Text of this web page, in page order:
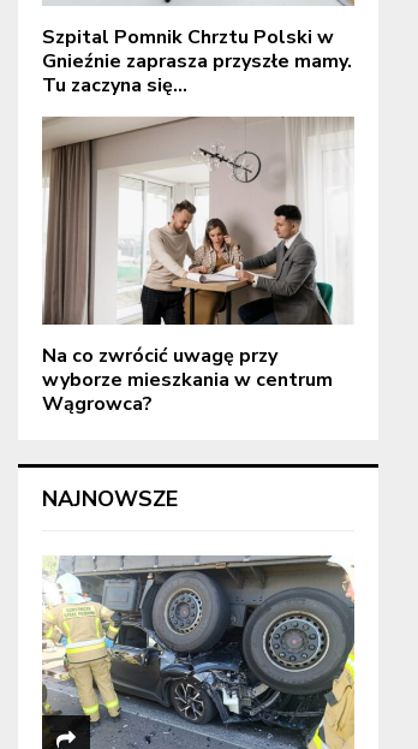
Szpital Pomnik Chrztu Polski w
Gnieźnie zaprasza przyszłe mamy.
Tu zaczyna się...
Na co zwrócić uwagę przy
wyborze mieszkania w centrum
Wągrowca?
NAJNOWSZE